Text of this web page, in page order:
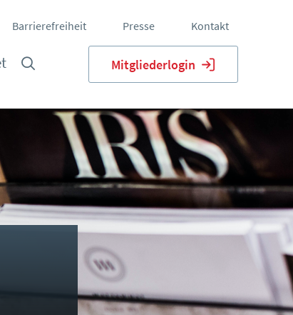
Barrierefreiheit Presse Kontakt
Mitgliederlogin